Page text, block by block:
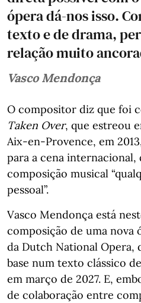
ópera dá-nos isso.
texto e de drama,
relação muito
Vasco Mendonça
O compositor diz que foi
Taken Over, que estreou
Aix-en-Provence, em
para a cena
composição musical
pessoal”.
Vasco Mendonça está
composição de uma nova
da Dutch National Opera,
base num texto clássico
em março de 2027. E,
de colaboração entre